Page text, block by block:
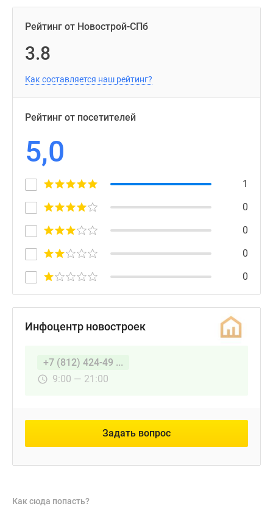
Рейтинг от Новострой-СПб
3.8
Как составляется наш рейтинг?
Рейтинг от посетителей
5,0
1
0
0
0
0
Инфоцентр новостроек
+7 (812) 424-49 ...
9:00 — 21:00
Задать вопрос
Как сюда попасть?